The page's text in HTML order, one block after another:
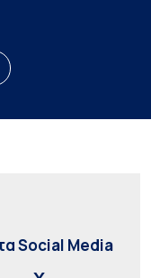
Social Media